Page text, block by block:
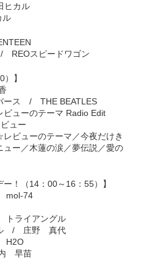
カル
REOスピードワゴン
】
ース / THE BEATLES
ューのテーマ Radio Edit
ュー
ーのテーマ／今夜だけき
ー／木蓮の涙／夢伝説／愛の
ー！（14：00～16：55）】
74
ライアングル
ル / 庄野 真代
H2O
早苗